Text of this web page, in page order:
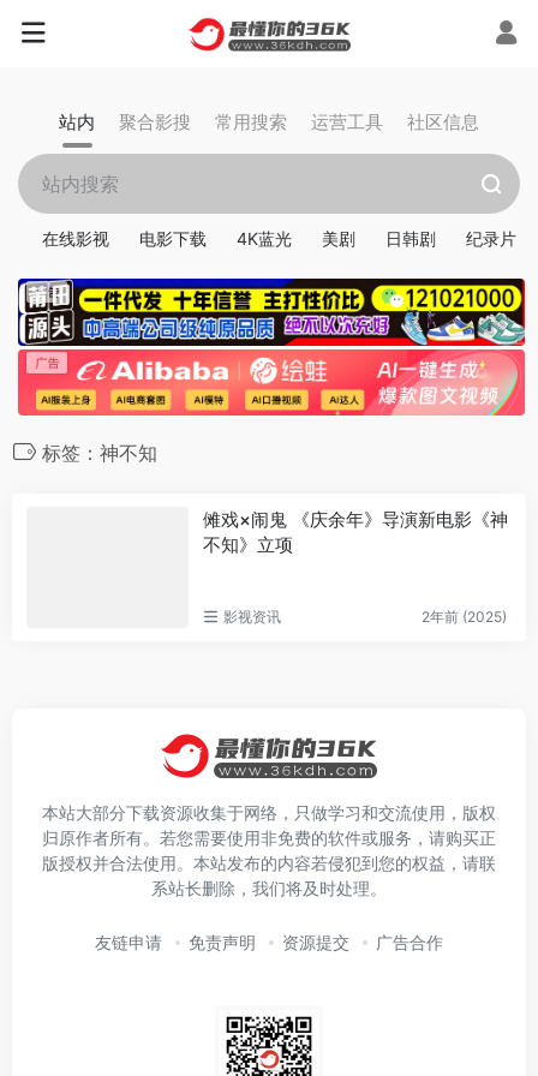
站内 聚合影搜 常用搜索 运营工具 社区信息
在线影视 电影下载 4K蓝光 美剧 日韩剧 纪录片
标签：神不知
傩戏×闹鬼 《庆余年》导演新电影《神
不知》立项
影视资讯 2年前 (2025)
本站大部分下载资源收集于网络，只做学习和交流使用，版权
归原作者所有。若您需要使用非免费的软件或服务，请购买正
版授权并合法使用。本站发布的内容若侵犯到您的权益，请联
系站长删除，我们将及时处理。
友链申请 免责声明 资源提交 广告合作